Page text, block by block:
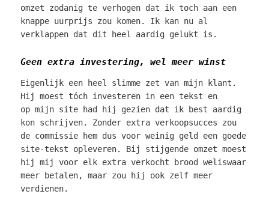
omzet zodanig te verhogen dat ik toch aan een
knappe uurprijs zou komen. Ik kan nu al
verklappen dat dit heel aardig gelukt is.
Geen extra investering, wel meer winst
Eigenlijk een heel slimme zet van mijn klant.
Hij moest tóch investeren in een tekst en
op mijn site had hij gezien dat ik best aardig
kon schrijven. Zonder extra verkoopsucces zou
de commissie hem dus voor weinig geld een goede
site-tekst opleveren. Bij stijgende omzet moest
hij mij voor elk extra verkocht brood weliswaar
meer betalen, maar zou hij ook zelf meer
verdienen.